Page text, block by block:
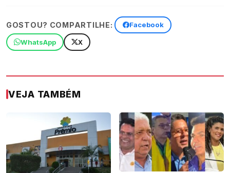
GOSTOU? COMPARTILHE: Facebook
WhatsApp X
VEJA TAMBÉM